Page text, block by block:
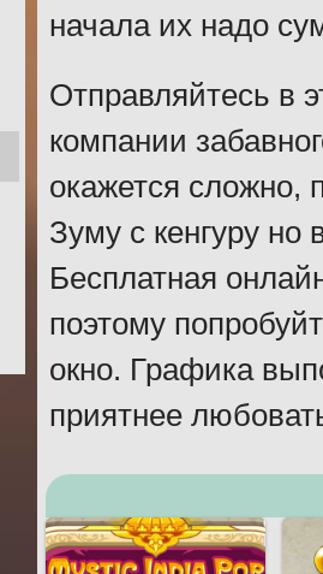
начала их надо
Отправляйтесь в
компании
окажется сложно,
Зуму с кенгуру но
Бесплатная
поэтому
окно. Графика
приятнее